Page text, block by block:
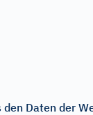
Daten der